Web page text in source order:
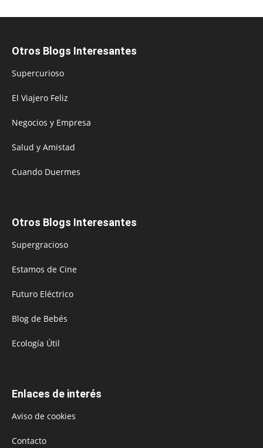
Otros Blogs Interesantes
Supercurioso
El Viajero Feliz
Negocios y Empresa
Salud y Amistad
Cuando Duermes
Otros Blogs Interesantes
Supergracioso
Estamos de Cine
Futuro Eléctrico
Blog de Bebés
Ecología Útil
Enlaces de interés
Aviso de cookies
Contacto